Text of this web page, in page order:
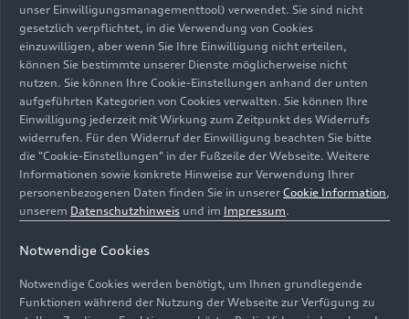
Souverän sportlich: derquattro-Antrieb
Der 45 TFSI mit 180 kW (245 PS) lässt sich mit
dempermanenten Allradantriebquattro
(Kraftstoffverbrauch kombiniert in l/100: 7,3 –
7,0*; CO2-Emission kombiniert in g/km: 166 –
160*) kombinieren, dessen hydraulische
Lamellenkupplung auf höchste Dynamik und
Effizienz ausgelegt ist. Die elektronische
Regelung vereint Stabilität und Fahrspaß: Bei
sportlicher Fahrweise drückt sie den TT förmlich
erlaubt sie kontrollierte Drifts. Das Management
der Lamellenkupplung ist ein Technikbaustein des
nun serienmäßigen Fahrdynamiksystems
unser Einwilligungsmanagementtool) verwendet. Sie sind nicht
gesetzlich verpflichtet, in die Verwendung von Cookies
einzuwilligen, aber wenn Sie Ihre Einwilligung nicht erteilen,
können Sie bestimmte unserer Dienste möglicherweise nicht
nutzen. Sie können Ihre Cookie-Einstellungen anhand der unten
aufgeführten Kategorien von Cookies verwalten. Sie können Ihre
Einwilligung jederzeit mit Wirkung zum Zeitpunkt des Widerrufs
widerrufen. Für den Widerruf der Einwilligung beachten Sie bitte
die "Cookie-Einstellungen" in der Fußzeile der Webseite. Weitere
Informationen sowie konkrete Hinweise zur Verwendung Ihrer
personenbezogenen Daten finden Sie in unserer Cookie Information,
unserem Datenschutzhinweis und im Impressum.
Notwendige Cookies
Notwendige Cookies werden benötigt, um Ihnen grundlegende
Funktionen während der Nutzung der Webseite zur Verfügung zu